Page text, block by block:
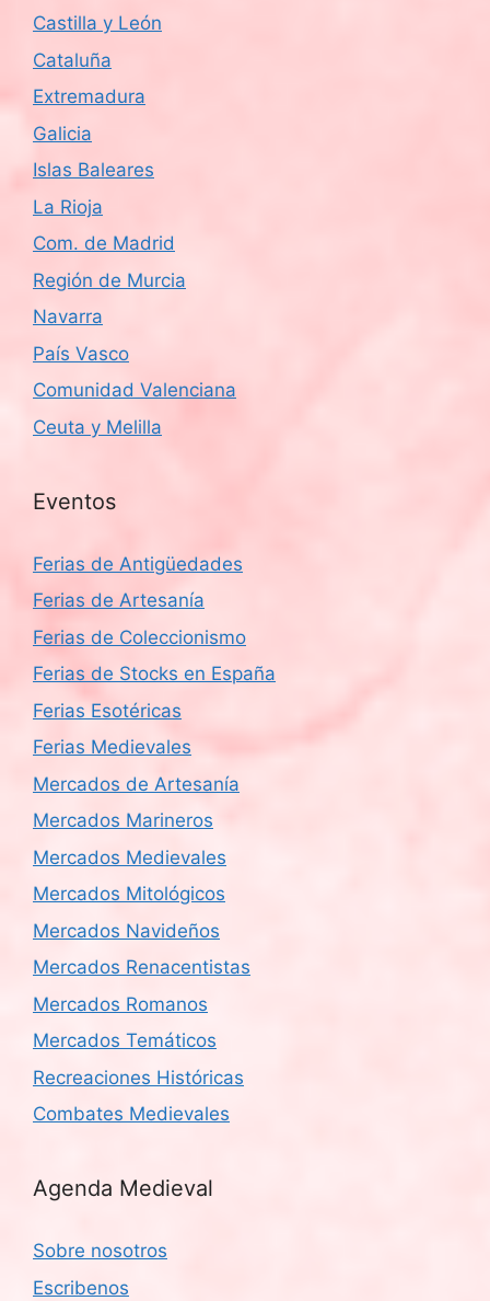
Castilla y León
Cataluña
Extremadura
Galicia
Islas Baleares
La Rioja
Com. de Madrid
Región de Murcia
Navarra
País Vasco
Comunidad Valenciana
Ceuta y Melilla
Eventos
Ferias de Antigüedades
Ferias de Artesanía
Ferias de Coleccionismo
Ferias de Stocks en España
Ferias Esotéricas
Ferias Medievales
Mercados de Artesanía
Mercados Marineros
Mercados Medievales
Mercados Mitológicos
Mercados Navideños
Mercados Renacentistas
Mercados Romanos
Mercados Temáticos
Recreaciones Históricas
Combates Medievales
Agenda Medieval
Sobre nosotros
Escribenos